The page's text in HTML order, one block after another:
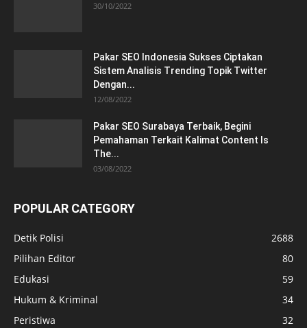
30/10/2022
Pakar SEO Indonesia Sukses Ciptakan
Sistem Analisis Trending Topik Twitter
Dengan...
12/08/2022
Pakar SEO Surabaya Terbaik, Begini
Pemahaman Terkait Kalimat Content Is
The...
03/08/2022
POPULAR CATEGORY
Detik Polisi
2688
Pilihan Editor
80
Edukasi
59
Hukum & Kriminal
34
Peristiwa
32